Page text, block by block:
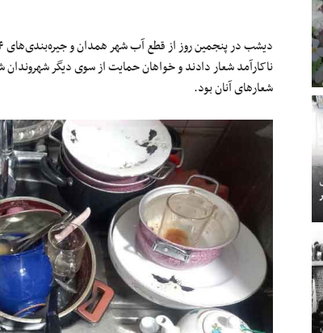
ناکارآمد شعار دادند و خواهان حمایت از سوی دیگر
شعارهای آنان بود.